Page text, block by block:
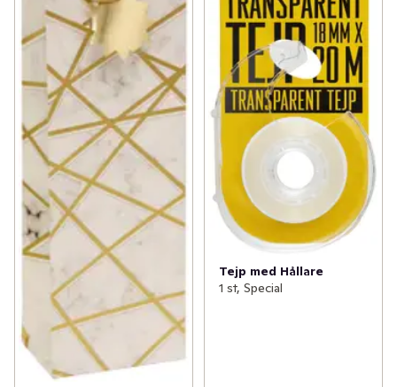
Tejp med Hållare
1 st, Special